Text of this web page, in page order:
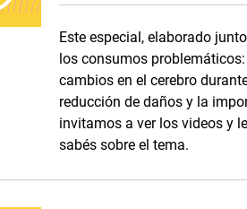
Este especial, elaborado
los consumos
cambios en el cerebro
reducción de daños y la
invitamos a ver los videos y
sabés sobre el tema.